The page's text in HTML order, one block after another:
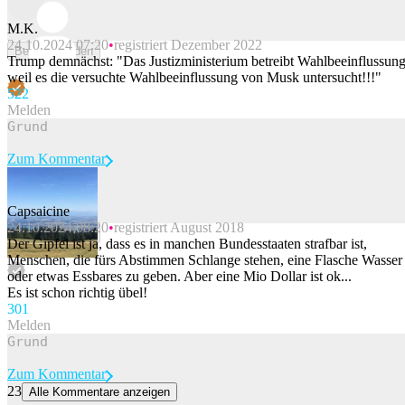
Beitrag melden
M.K.
24.10.2024 07:20 registriert Dezember 2022
Trump demnächst: "Das Justizministerium betreibt
weil es die versuchte Wahlbeeinflussung von Musk untersucht!!!"
522
Melden
Beitrag melden
Zum Kommentar
Capsaicine
24.10.2024 08:20 registriert August 2018
Der Gipfel ist ja, dass es in manchen Bundesstaaten strafbar ist,
Menschen, die fürs Abstimmen Schlange stehen, eine Flasche Wasser
oder etwas Essbares zu geben. Aber eine Mio Dollar ist ok...
Es ist schon richtig übel!
301
Melden
Zum Kommentar
23 Alle Kommentare anzeigen